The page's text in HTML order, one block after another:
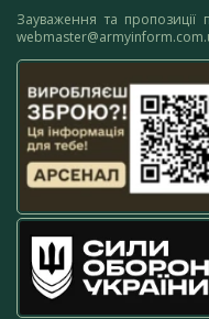
Зауваження та пропозиції